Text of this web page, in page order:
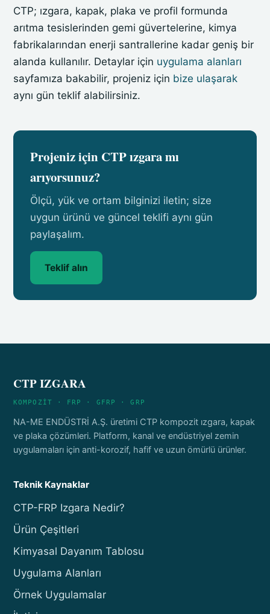
CTP; ızgara, kapak, plaka ve profil formunda
arıtma tesislerinden gemi güvertelerine, kimya
fabrikalarından enerji santrallerine kadar geniş bir
alanda kullanılır. Detaylar için uygulama alanları
sayfamıza bakabilir, projeniz için bize ulaşarak
aynı gün teklif alabilirsiniz.
Projeniz için CTP ızgara mı
arıyorsunuz?
Ölçü, yük ve ortam bilginizi iletin; size
uygun ürünü ve güncel teklifi aynı gün
paylaşalım.
Teklif alın
CTP IZGARA
KOMPOZİT · FRP · GFRP · GRP
NA-ME ENDÜSTRİ A.Ş. üretimi CTP kompozit ızgara, kapak
ve plaka çözümleri. Platform, kanal ve endüstriyel zemin
uygulamaları için anti-korozif, hafif ve uzun ömürlü ürünler.
Teknik Kaynaklar
CTP-FRP Izgara Nedir?
Ürün Çeşitleri
Kimyasal Dayanım Tablosu
Uygulama Alanları
Örnek Uygulamalar